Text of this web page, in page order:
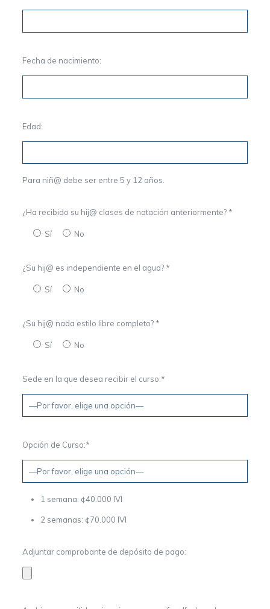
Fecha de nacimiento:
Edad:
Para niñ@ debe ser entre 5 y 12 años.
¿Ha recibido su hij@ clases de natación anteriormente? *
Sí No
¿Su hij@ es independiente en el agua? *
Sí No
¿Su hij@ nada estilo libre completo? *
Sí No
Sede en la que desea recibir el curso:*
Opción de Curso:*
1 semana: ¢40.000 IVI
2 semanas: ¢70.000 IVI
Adjuntar comprobante de depósito de pago: